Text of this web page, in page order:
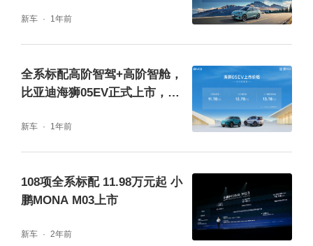
寸同级最大智能双屏，操作流畅成像清晰，智
能语音助手更快更聪明，还有海量娱乐可随心
畅享。大面积软包覆面积，为乘客带来舒适的
新车 1年前
全系标配高阶智驾+高阶智舱，
比亚迪海狮05EV正式上市，售
新车 1年前
108项全系标配 11.98万元起 小
鹏MONA M03上市
新车 2年前